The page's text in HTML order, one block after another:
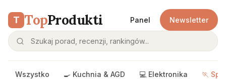
T TopProdukti Panel Newsletter
Wszystko 🍳 Kuchnia & AGD 💻 Elektronika 🏃